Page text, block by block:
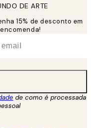
DE ARTE
15% de desconto em
de como é processada